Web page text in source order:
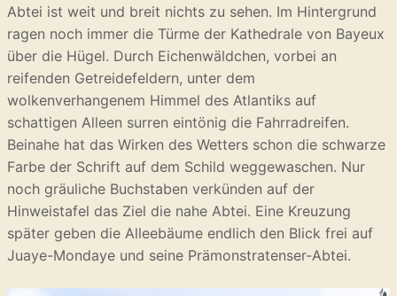
Abtei ist weit und breit nichts zu sehen. Im Hintergrund
ragen noch immer die Türme der Kathedrale von Bayeux
über die Hügel. Durch Eichenwäldchen, vorbei an
reifenden Getreidefeldern, unter dem
wolkenverhangenem Himmel des Atlantiks auf
schattigen Alleen surren eintönig die Fahrradreifen.
Beinahe hat das Wirken des Wetters schon die schwarze
Farbe der Schrift auf dem Schild weggewaschen. Nur
noch gräuliche Buchstaben verkünden auf der
Hinweistafel das Ziel die nahe Abtei. Eine Kreuzung
später geben die Alleebäume endlich den Blick frei auf
Juaye-Mondaye und seine Prämonstratenser-Abtei.